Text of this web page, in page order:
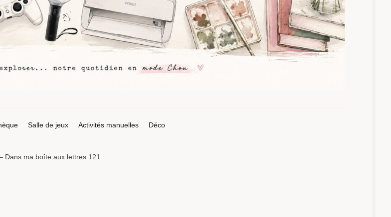
Salle de jeux Activités manuelles Déco
Dans ma boîte aux lettres 121